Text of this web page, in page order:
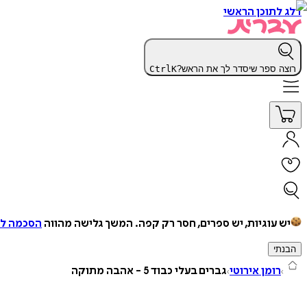
דלג לתוכן הראשי
רוצה ספר שיסדר לך את הראש? CtrlK
יש עוגיות, יש ספרים, חסר רק קפה. המשך גלישה מהווה הסכמה
הבנתי
רומן אירוטי גברים בעלי כבוד 5 - אהבה מתוקה